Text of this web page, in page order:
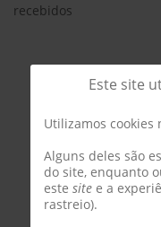
recebidos
Este site
Utilizamos cookies
Alguns deles são
do site, enquanto
este site e a
rastreio).